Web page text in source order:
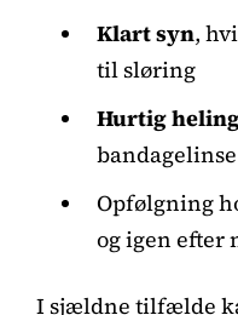
Klart syn,
til sløring
Hurtig
bandagelinse
Opfølgning
og igen efter
I sjældne tilfælde